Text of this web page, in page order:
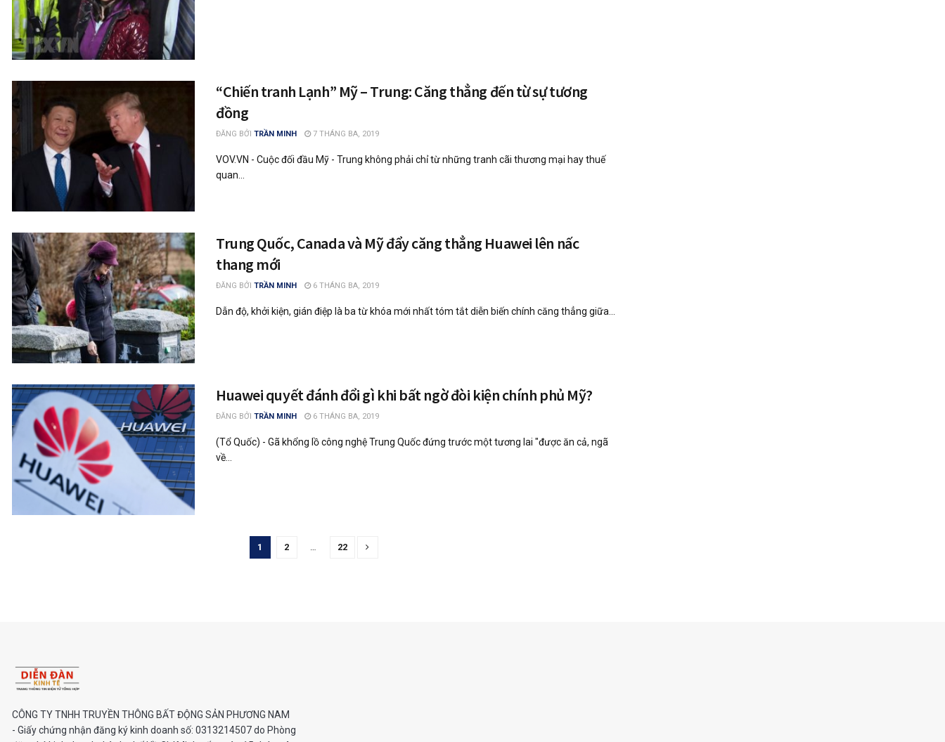
“Chiến tranh Lạnh” Mỹ – Trung: Căng thẳng đến từ sự tương
đồng
ĐĂNG BỞI TRẦN MINH 7 THÁNG BA, 2019
VOV.VN - Cuộc đối đầu Mỹ - Trung không phải chỉ từ những tranh cãi thương mại hay thuế
quan...
Trung Quốc, Canada và Mỹ đẩy căng thẳng Huawei lên nấc
thang mới
ĐĂNG BỞI TRẦN MINH 6 THÁNG BA, 2019
Dẫn độ, khởi kiện, gián điệp là ba từ khóa mới nhất tóm tắt diễn biến chính căng thẳng giữa...
Huawei quyết đánh đổi gì khi bất ngờ đòi kiện chính phủ Mỹ?
ĐĂNG BỞI TRẦN MINH 6 THÁNG BA, 2019
(Tổ Quốc) - Gã khổng lồ công nghệ Trung Quốc đứng trước một tương lai "được ăn cả, ngã
về...
1 2 22
CÔNG TY TNHH TRUYỀN THÔNG BẤT ĐỘNG SẢN PHƯƠNG NAM
- Giấy chứng nhận đăng ký kinh doanh số: 0313214507 do Phòng